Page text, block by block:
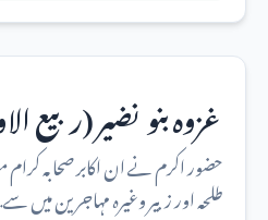
غزوہ بنو نضیر (ربیع الاول ۴
حضور اکرم نے ان اکابر صحابہ کرام
طلحہ اور زبیر وغیرہ مہاجرین میں